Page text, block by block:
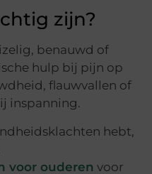
zijn?
benauwd of
hulp bij pijn op
flauwvallen of
inspanning.
hebt,
voor ouderen voor